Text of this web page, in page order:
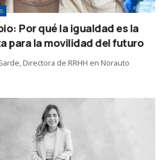
Por qué la igualdad es la
para la movilidad del futuro
Directora de RRHH en Norauto